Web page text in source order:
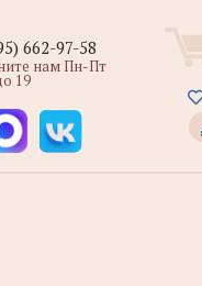
662-97-58
нам Пн-Пт
19